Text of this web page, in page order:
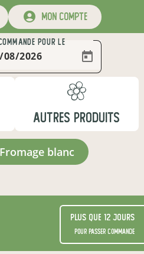
mon compte
POUR LE
AUTRES PRODUITS
fromage blanc
Plus que 12 jours
pour passer commande